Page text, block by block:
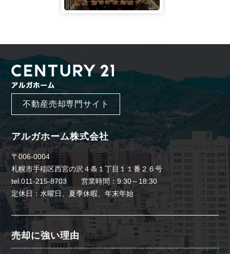
不動産売却専門サイト
アルガホーム株式会社
〒006-0004
札幌市手稲区西宮の沢４条１丁目１１番２６号
tel.011-215-8703 営業時間：9:30～18:30
定休日：水曜日、夏季休暇、年末年始
売却に強い理由